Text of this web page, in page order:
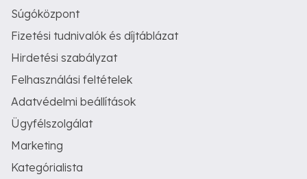
Súgóközpont
Fizetési tudnivalók és díjtáblázat
Hirdetési szabályzat
Felhasználási feltételek
Adatvédelmi beállítások
Ügyfélszolgálat
Marketing
Kategórialista